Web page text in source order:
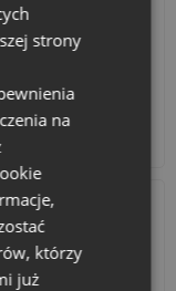
strony
na
którzy
już